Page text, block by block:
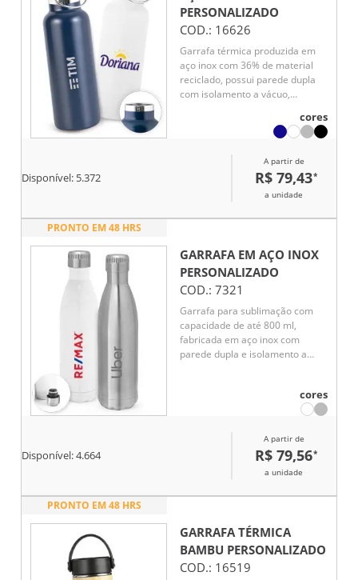
PERSONALIZADO
COD.: 16626
Garrafa térmica produzida em
aço inox com 36% de material
reciclado, possui parede dupla
com isolamento a vácuo,
temperatura das bebidas por
mais tempo. Conta com tampa
em inox, unindo praticidade e
sofisticação. Capacidade de até
cores
Disponível: 5.372
A partir de
R$ 79,43*
a unidade
PRONTO EM 48 HRS
GARRAFA EM AÇO INOX
PERSONALIZADO
COD.: 7321
Garrafa para sublimação com
capacidade de até 800 ml,
fabricada em aço inox com
parede dupla e isolamento a
temperatura por mais tempo.
cores
Disponível:4.664
A partir de
R$ 79,56*
a unidade
PRONTO EM 48 HRS
GARRAFA TÉRMICA
BAMBU PERSONALIZADO
COD.: 16519